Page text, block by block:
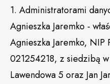
1. Administratorami
Agnieszka Jaremko -
Agnieszka Jaremko,
021254218, z siedzibą
Lawendowa 5 oraz Jan